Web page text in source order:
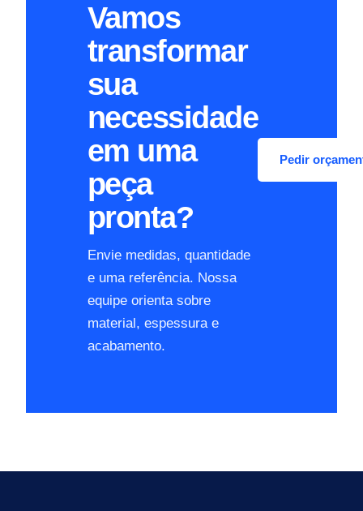
Vamos
transformar
sua
necessidade
em uma
peça
pronta?
Envie medidas, quantidade
e uma referência. Nossa
equipe orienta sobre
material, espessura e
acabamento.
Pedir